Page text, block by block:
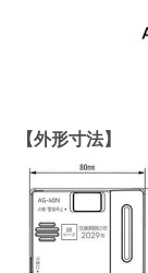
【外形寸法】